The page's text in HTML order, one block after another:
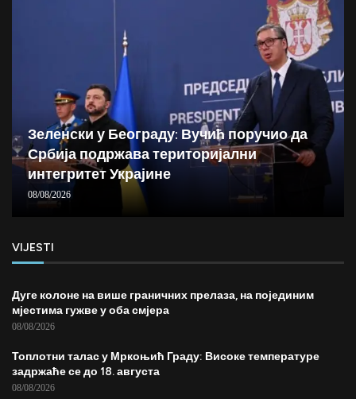
Зеленски у Београду: Вучић поручио да
Србија подржава територијални
интегритет Украјине
08/08/2026
VIJESTI
Дуге колоне на више граничних прелаза, на појединим
мјестима гужве у оба смјера
08/08/2026
Топлотни талас у Мркоњић Граду: Високе температуре
задржаће се до 18. августа
08/08/2026